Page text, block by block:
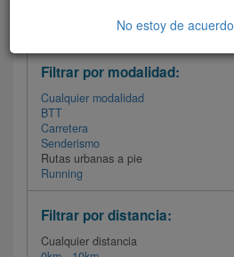
Filtrar las rutas
Filtrar por modalidad:
Cualquier modalidad
BTT
Carretera
Senderismo
Rutas urbanas a pie
Running
Filtrar por distancia:
Cualquier distancia
No estoy de acuerdo